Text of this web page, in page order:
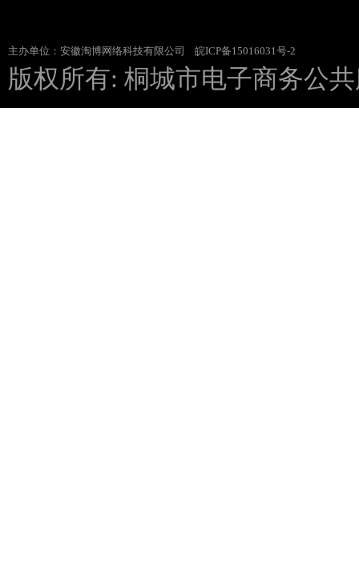
主办单位：安徽淘博网络科技有限公司 皖ICP备15016031号-2
版权所有: 桐城市电子商务公